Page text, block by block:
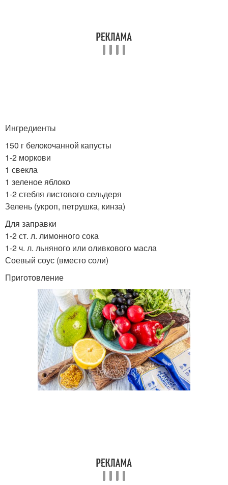
Ингредиенты
150 г белокочанной капусты
1-2 моркови
1 свекла
1 зеленое яблоко
1-2 стебля листового сельдеря
Зелень (укроп, петрушка, кинза)
Для заправки
1-2 ст. л. лимонного сока
1-2 ч. л. льняного или оливкового масла
Соевый соус (вместо соли)
Приготовление